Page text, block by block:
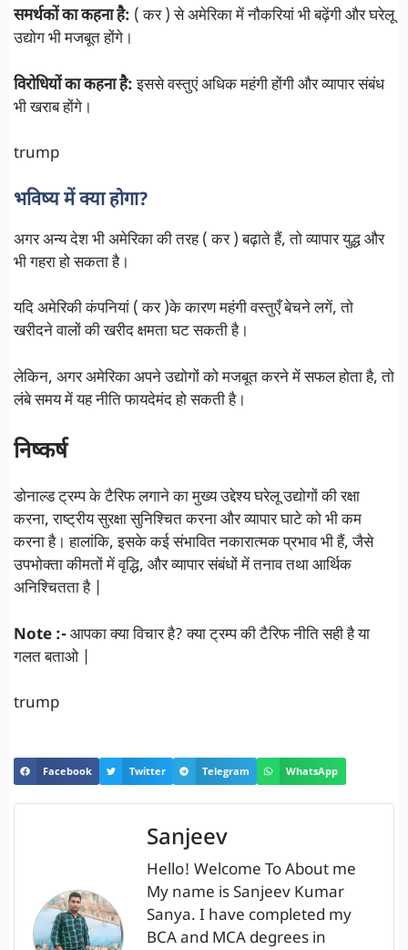
समर्थकों का कहना है: ( कर ) से अमेरिका में नौकरियां भी बढ़ेंगी और घरेलू
उद्योग भी मजबूत होंगे।
विरोधियों का कहना है:इससे वस्तुएं अधिक महंगी होंगी और व्यापार संबंध
भी खराब होंगे।
trump
भविष्य में क्या होगा?
अगर अन्य देश भी अमेरिका की तरह ( कर ) बढ़ाते हैं, तो व्यापार युद्ध और
भी गहरा हो सकता है।
यदि अमेरिकी कंपनियां ( कर )के कारण महंगी वस्तुएँ बेचने लगें, तो
खरीदने वालों की खरीद क्षमता घट सकती है।
लेकिन, अगर अमेरिका अपने उद्योगों को मजबूत करने में सफल होता है, तो
लंबे समय में यह नीति फायदेमंद हो सकती है।
निष्कर्ष
डोनाल्ड ट्रम्प के टैरिफ लगाने का मुख्य उद्देश्य घरेलू उद्योगों की रक्षा
करना, राष्ट्रीय सुरक्षा सुनिश्चित करना और व्यापार घाटे को भी कम
करना है। हालांकि, इसके कई संभावित नकारात्मक प्रभाव भी हैं, जैसे
उपभोक्ता कीमतों में वृद्धि, और व्यापार संबंधों में तनाव तथा आर्थिक
अनिश्चितता है |
Note :-आपका क्या विचार है? क्या ट्रम्प की टैरिफ नीति सही है या
गलत बताओ |
trump
Facebook Twitter Telegram WhatsApp
Sanjeev
Hello! Welcome To About me
My name is Sanjeev Kumar
Sanya. I have completed my
BCA and MCA degrees in